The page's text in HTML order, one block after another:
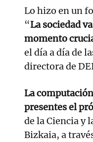
Lo hizo en un
“La sociedad
momento
el día a día de
directora de
La
presentes el
de la Ciencia y
Bizkaia, a